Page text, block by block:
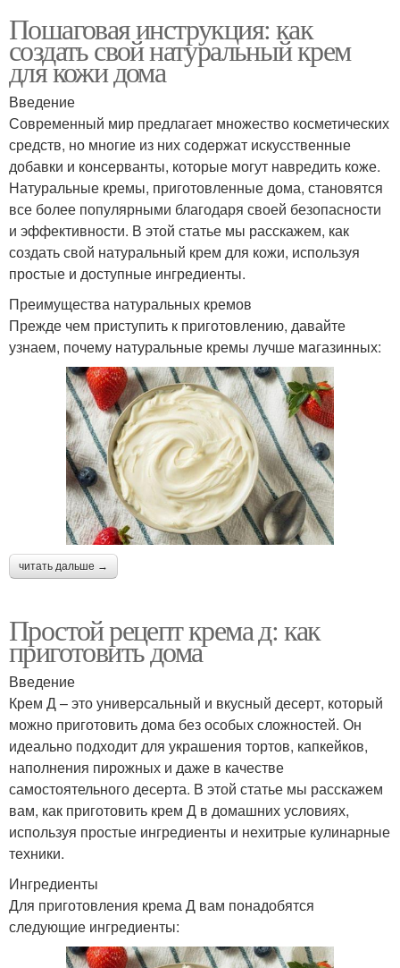
Пошаговая инструкция: как
создать свой натуральный крем
для кожи дома
Введение
Современный мир предлагает множество косметических
средств, но многие из них содержат искусственные
добавки и консерванты, которые могут навредить коже.
Натуральные кремы, приготовленные дома, становятся
все более популярными благодаря своей безопасности
и эффективности. В этой статье мы расскажем, как
создать свой натуральный крем для кожи, используя
простые и доступные ингредиенты.
Преимущества натуральных кремов
Прежде чем приступить к приготовлению, давайте
узнаем, почему натуральные кремы лучше магазинных:
читать дальше →
Простой рецепт крема д: как
приготовить дома
Введение
Крем Д – это универсальный и вкусный десерт, который
можно приготовить дома без особых сложностей. Он
идеально подходит для украшения тортов, капкейков,
наполнения пирожных и даже в качестве
самостоятельного десерта. В этой статье мы расскажем
вам, как приготовить крем Д в домашних условиях,
используя простые ингредиенты и нехитрые кулинарные
техники.
Ингредиенты
Для приготовления крема Д вам понадобятся
следующие ингредиенты: